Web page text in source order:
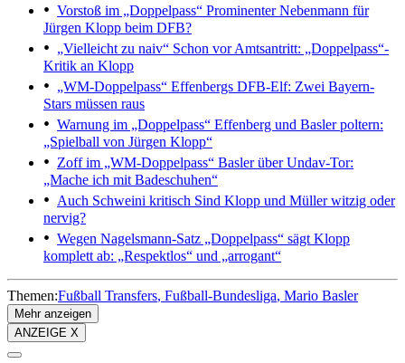
Vorstoß im „Doppelpass“ Prominenter Nebenmann für
Jürgen Klopp beim DFB?
„Vielleicht zu naiv“ Schon vor Amtsantritt: „Doppelpass“-
Kritik an Klopp
„WM-Doppelpass“ Effenbergs DFB-Elf: Zwei Bayern-
Stars müssen raus
Warnung im „Doppelpass“ Effenberg und Basler poltern:
„Spielball von Jürgen Klopp“
Zoff im „WM-Doppelpass“ Basler über Undav-Tor:
„Mache ich mit Badeschuhen“
Auch Schweini kritisch Sind Klopp und Müller witzig oder
nervig?
Wegen Nagelsmann-Satz „Doppelpass“ sägt Klopp
komplett ab: „Respektlos“ und „arrogant“
Themen:Fußball Transfers Fußball-Bundesliga Mario Basler
Mehr anzeigen
ANZEIGE X